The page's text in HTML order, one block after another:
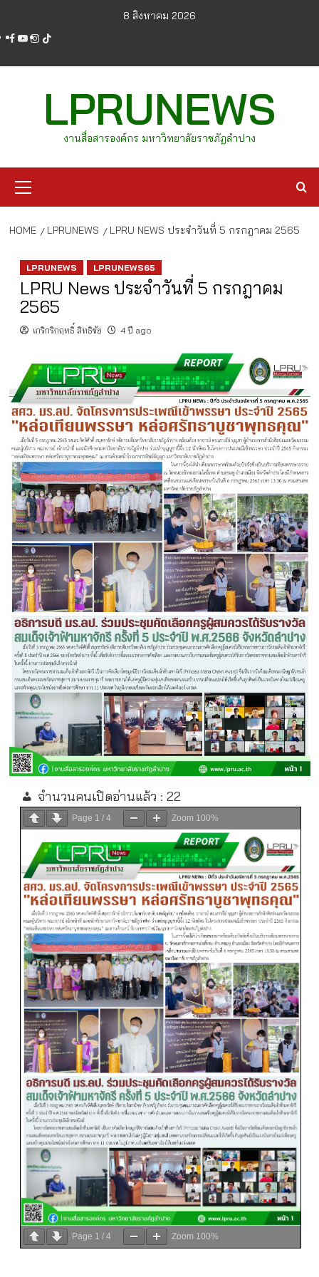
content
8 สิงหาคม 2026
facebook
youtube
instagram
tiktok
LPRUNEWS
งานสื่อสารองค์กร มหาวิทยาลัยราชภัฏลำปาง
Menu
HOME LPRUNEWS LPRU NEWS ประจำวันที่ 5 กรกฎาคม 2565
LPRUNEWS LPRUNEWS65
LPRU News ประจำวันที่ 5 กรกฎาคม
2565
เกริกริกฤทธิ์ สิทธิชัย 4 ปี ago
จำนวนคนเปิดอ่านแล้ว : 22
Page 1 / 4 Zoom 100%
Page 1 / 4 Zoom 100%